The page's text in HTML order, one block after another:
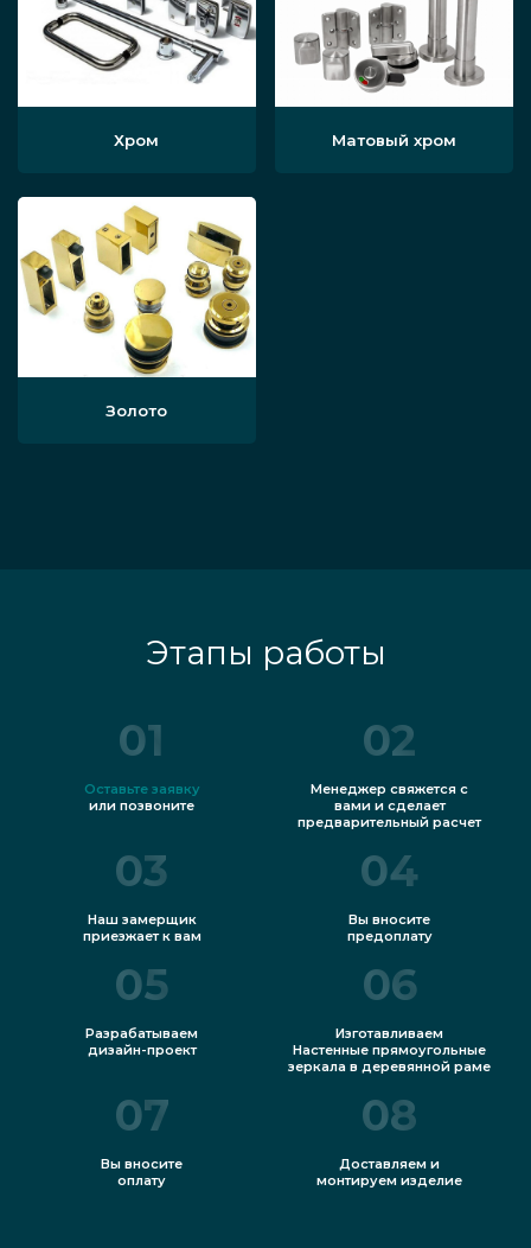
Хром Матовый хром
Золото
Этапы работы
01
Оставьте заявку
или позвоните
02
Менеджер свяжется с
вами и сделает
предварительный расчет
03
Наш замерщик
приезжает к вам
04
Вы вносите
предоплату
05
Разрабатываем
дизайн-проект
06
Изготавливаем
Настенные прямоугольные
зеркала в деревянной раме
07
Вы вносите
оплату
08
Доставляем и
монтируем изделие